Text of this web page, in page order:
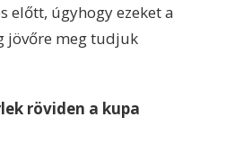
előtt, úgyhogy ezeket a
jövőre meg tudjuk
röviden a kupa